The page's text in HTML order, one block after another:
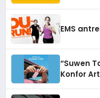
EMS
“Suwen
Konfor